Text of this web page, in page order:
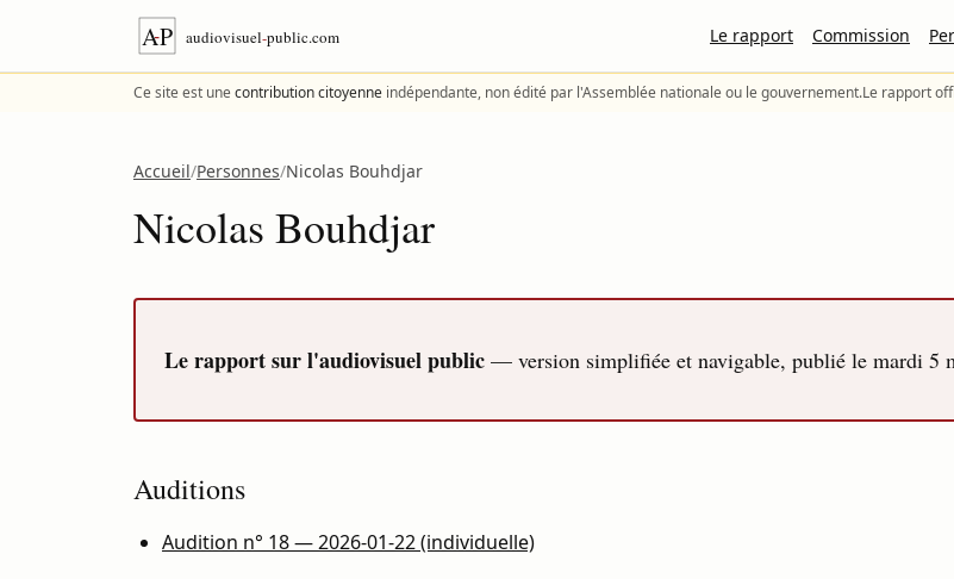
Aller au contenu
Le rapport Commission
Ce site est unecontribution citoyenne indépendante, non édité par l'Assemblée nationale ou le gouvernement.Le rapport
Accueil/Personnes/Nicolas Bouhdjar
Nicolas Bouhdjar
Le rapport sur l'audiovisuel public — version simplifiée et navigable, publié le mardi 5
Auditions
Audition n° 18 — 2026-01-22 (individuelle)